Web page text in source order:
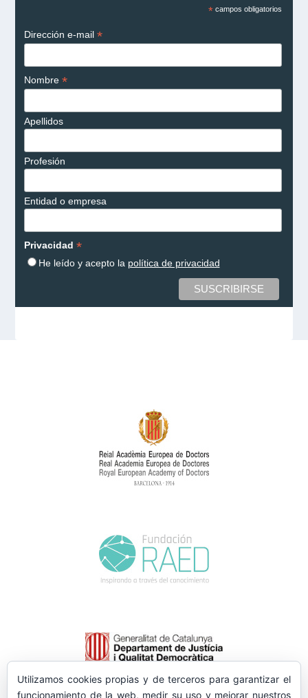
*campos obligatorios
Dirección e-mail *
Nombre *
Apellidos
Profesión
Entidad o empresa
Privacidad *
He leído y acepto la política de privacidad
Utilizamos cookies propias y de terceros para garantizar el
funcionamiento de la web, medir su uso y mejorar nuestros